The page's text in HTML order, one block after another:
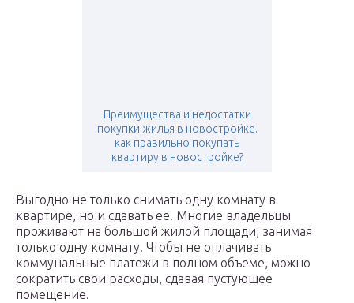
Преимущества и недостатки
покупки жилья в новостройке.
как правильно покупать
квартиру в новостройке?
Выгодно не только снимать одну комнату в
квартире, но и сдавать ее. Многие владельцы
проживают на большой жилой площади, занимая
только одну комнату. Чтобы не оплачивать
коммунальные платежи в полном объеме, можно
сократить свои расходы, сдавая пустующее
помещение.